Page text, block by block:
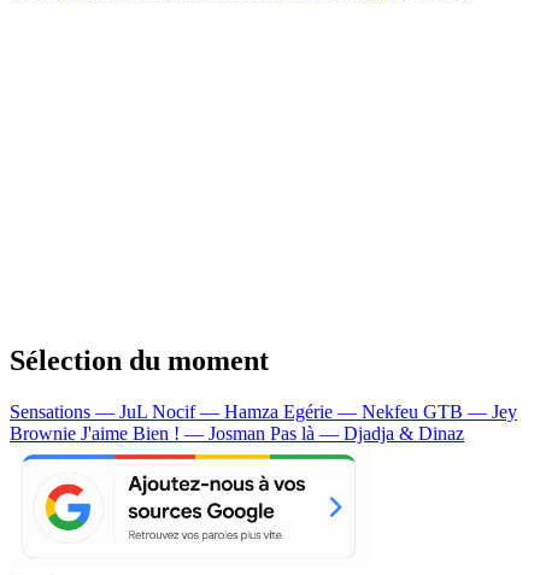
Sélection du moment
Sensations — JuL Nocif — Hamza Egérie — Nekfeu GTB — Jey
Brownie J'aime Bien ! — Josman Pas là — Djadja & Dinaz